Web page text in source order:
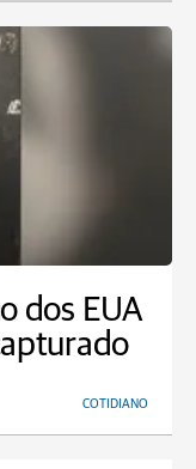
dos EUA
COTIDIANO